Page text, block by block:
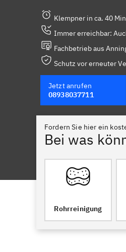
Klempner in ca. 40
Immer erreichbar:
Fachbetrieb aus
Schutz vor erneuter
Jetzt anrufen
08938037711
Fordern Sie hier ein
Bei was
Rohrreinigung